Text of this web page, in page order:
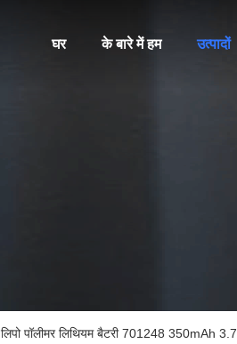
घर के बारे में हम उत्पादों
लिपो पॉलीमर लिथियम बैटरी 701248 350mAh